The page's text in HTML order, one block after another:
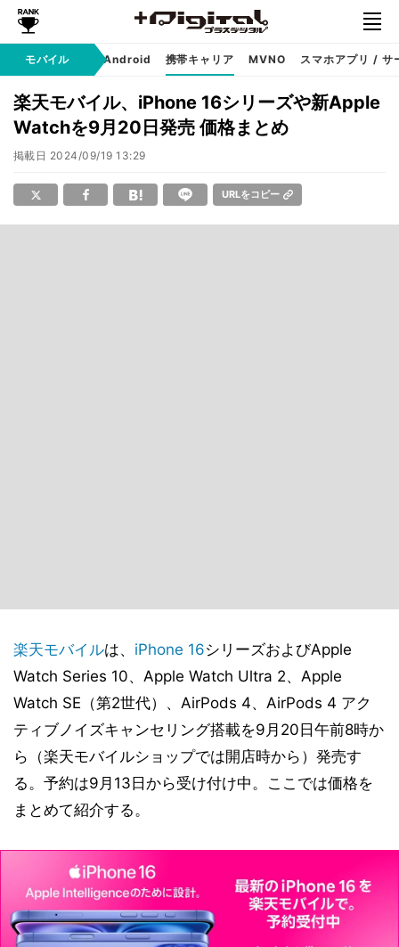
モバイル
iPhone Android 携帯キャリア MVNO スマホアプリ / サ
楽天モバイル、iPhone 16シリーズや新Apple
Watchを9月20日発売 価格まとめ
掲載日 2024/09/19 13:29
URLをコピー
楽天モバイルは、 iPhone 16シリーズおよびApple
Watch Series 10、Apple Watch Ultra 2、Apple
Watch SE（第2世代）、AirPods 4、AirPods 4 アク
ティブノイズキャンセリング搭載を9月20日午前8時か
ら（楽天モバイルショップでは開店時から）発売す
る。予約は9月13日から受け付け中。ここでは価格を
まとめて紹介する。